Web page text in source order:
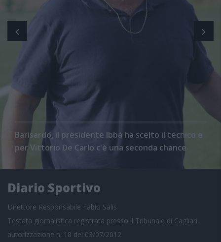
Barisardo, il presidente Ibba ha scelto il tecnico e
per Vittorio De Carlo c'è una seconda chance
Diario Sportivo
Direttore Responsabile Fabio Salis
Testata giornalistica registrata presso il Tribunale di Cagliari,
autorizzazione n. 18 del 03/07/2012